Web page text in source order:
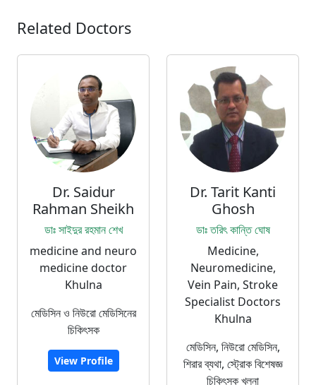
Related Doctors
Dr. Saidur
Rahman Sheikh
ডাঃ সাইদুর রহমান শেখ
medicine and neuro
medicine doctor
Khulna
মেডিসিন ও নিউরো মেডিসিনের
চিকিৎসক
View Profile
Dr. Tarit Kanti
Ghosh
ডাঃ তরিৎ কান্তি ঘোষ
Medicine,
Neuromedicine,
Vein Pain, Stroke
Specialist Doctors
Khulna
মেডিসিন, নিউরো মেডিসিন,
শিরার ব্যথা, স্ট্রোক বিশেষজ্ঞ
চিকিৎসক খুলনা